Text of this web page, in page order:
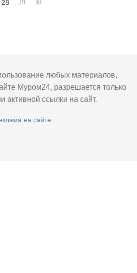
28 29 30
любых материалов,
Муром24, разрешается только
активной ссылки на сайт.
на сайте